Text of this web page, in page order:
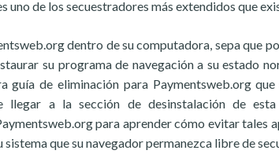
uno de los secuestradores más extendidos que
dentro de su computadora, sepa que
su programa de navegación a su estado
guía de eliminación para Paymentsweb.org
llegar a la sección de desinstalación de
para aprender cómo evitar tales
que su navegador permanezca libre de